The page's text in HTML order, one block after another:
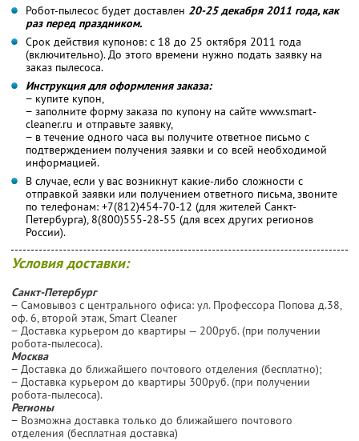
Робот-пылесос будет доставлен 20-25 декабря 2011 года, как
раз перед праздником.
Срок действия купонов: с 18 до 25 октября 2011 года
(включительно). До этого времени нужно подать заявку на
заказ пылесоса.
Инструкция для оформления заказа:
− купите купон,
− заполните форму заказа по купону на сайте www.smart-
cleaner.ru и отправьте заявку,
− в течение одного часа вы получите ответное письмо с
подтверждением получения заявки и со всей необходимой
информацией.
В случае, если у вас возникнут какие-либо сложности с
отправкой заявки или получением ответного письма, звоните
по телефонам: +7(812)454-70-12 (для жителей Санкт-
Петербурга), 8(800)555-28-55 (для всех других регионов
России).
Условия доставки:
Санкт-Петербург
− Самовывоз с центрального офиса: ул. Профессора Попова д.38,
оф. 6, второй этаж, Smart Cleaner
− Доставка курьером до квартиры — 200руб. (при получении
робота-пылесоса).
Москва
− Доставка до ближайшего почтового отделения (бесплатно);
− Доставка курьером до квартиры 300руб. (при получении
робота-пылесоса).
Регионы
− Возможна доставка только до ближайшего почтового
отделения (бесплатная доставка)